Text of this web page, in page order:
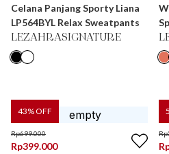
Celana Panjang Sporty Liana
LP564BYL Relax Sweatpants
LEZAHRASIGNATURE
43% OFF
Rp699.000
Rp399.000
5
Rp